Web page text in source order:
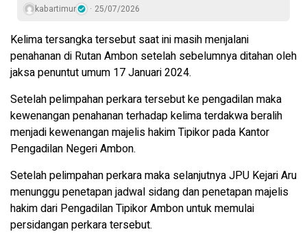
kabartimur 25/07/2026
Kelima tersangka tersebut saat ini masih menjalani
penahanan di Rutan Ambon setelah sebelumnya ditahan oleh
jaksa penuntut umum 17 Januari 2024.
Setelah pelimpahan perkara tersebut ke pengadilan maka
kewenangan penahanan terhadap kelima terdakwa beralih
menjadi kewenangan majelis hakim Tipikor pada Kantor
Pengadilan Negeri Ambon.
Setelah pelimpahan perkara maka selanjutnya JPU Kejari Aru
menunggu penetapan jadwal sidang dan penetapan majelis
hakim dari Pengadilan Tipikor Ambon untuk memulai
persidangan perkara tersebut.